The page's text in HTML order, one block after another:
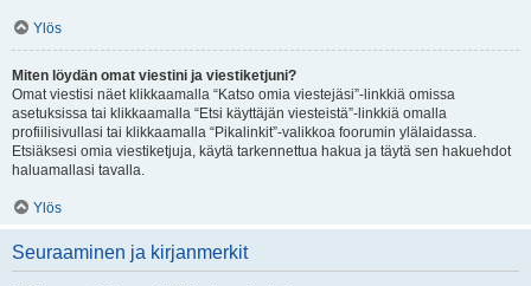
Ylös
Miten löydän omat viestini ja viestiketjuni?
Omat viestisi näet klikkaamalla “Katso omia viestejäsi”-linkkiä omissa
asetuksissa tai klikkaamalla “Etsi käyttäjän viesteistä”-linkkiä omalla
profiilisivullasi tai klikkaamalla “Pikalinkit”-valikkoa foorumin ylälaidassa.
Etsiäksesi omia viestiketjuja, käytä tarkennettua hakua ja täytä sen hakuehdot
haluamallasi tavalla.
Ylös
Seuraaminen ja kirjanmerkit